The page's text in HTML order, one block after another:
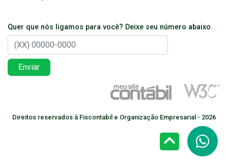
Quer que nós ligamos para você? Deixe seu número abaixo.
Enviar
Direitos reservados à Fiscontabil e Organização Empresarial - 2026